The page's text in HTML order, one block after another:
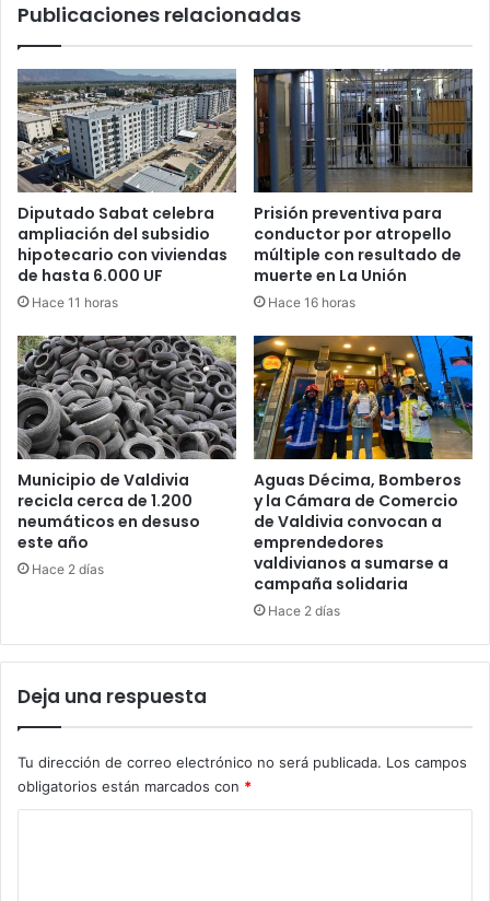
Publicaciones relacionadas
Diputado Sabat celebra
ampliación del subsidio
hipotecario con viviendas
de hasta 6.000 UF
Hace 11 horas
Prisión preventiva para
conductor por atropello
múltiple con resultado de
muerte en La Unión
Hace 16 horas
Municipio de Valdivia
recicla cerca de 1.200
neumáticos en desuso
este año
Hace 2 días
Aguas Décima, Bomberos
y la Cámara de Comercio
de Valdivia convocan a
emprendedores
valdivianos a sumarse a
campaña solidaria
Hace 2 días
Deja una respuesta
Tu dirección de correo electrónico no será publicada. Los campos
obligatorios están marcados con *